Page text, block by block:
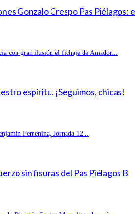
Gonzalo Crespo Pas Piélagos:
con gran ilusión el fichaje de Amador...
espíritu. ¡Seguimos, chicas!
Femenina, Jornada 12...
sin fisuras del Pas Piélagos B